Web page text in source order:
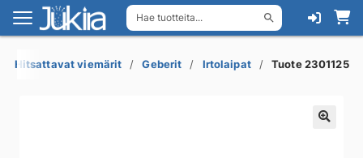
Hae tuotteita...
Siirry
navigointiin
Siirry
sisältöön
Hitsattavat viemärit Geberit Irtolaipat Tuote 2301125